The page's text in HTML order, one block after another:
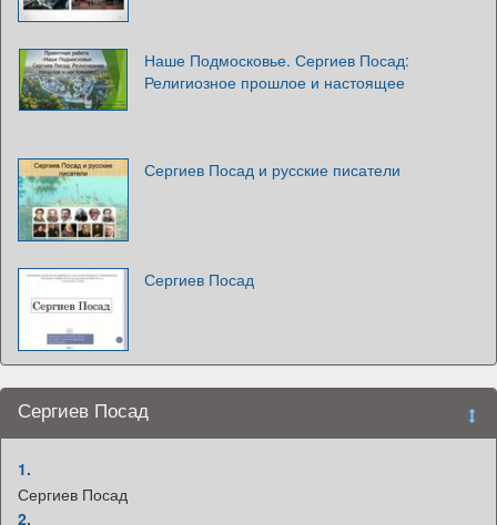
Наше Подмосковье. Сергиев Посад:
Религиозное прошлое и настоящее
Сергиев Посад и русские писатели
Сергиев Посад
Сергиев Посад
1.
Сергиев Посад
2.